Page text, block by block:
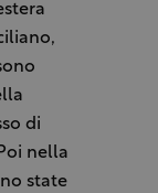
di
nella
state